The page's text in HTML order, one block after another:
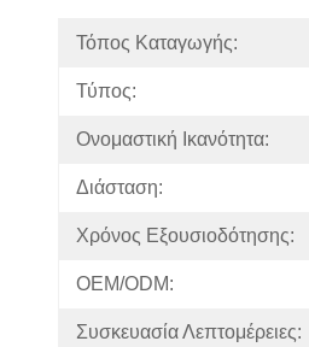
Τόπος Καταγωγής:
Τύπος:
Ονομαστική Ικανότητα:
Διάσταση:
Χρόνος Εξουσιοδότησης:
OEM/ODM:
Συσκευασία Λεπτομέρειες: